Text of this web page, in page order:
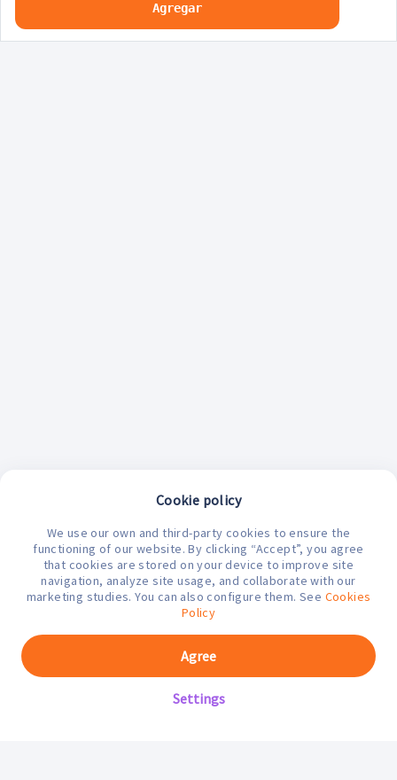
¿En qué podemos ayudarte hoy?
Agregar
Cookie policy
We use our own and third-party cookies to ensure the
functioning of our website. By clicking “Accept”, you agree
that cookies are stored on your device to improve site
navigation, analyze site usage, and collaborate with our
marketing studies. You can also configure them. See Cookies
Policy
Settings
Agree